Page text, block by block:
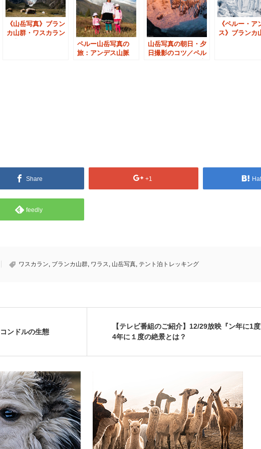
《山岳写真》ブラン
カ山群・ワスカラン
ペルー山岳写真の
旅：アンデス山脈
山岳写真の朝日・夕
日撮影のコツ／ペル
《ペルー・ア
ス》ブランカ
Share +1
feedly
ワスカラン, ブランカ山群, ワラス, 山岳写真, テント泊トレッキング
ンドルの生態
【テレビ番組のご紹介】12/29放映『ン年に1度
4年に１度の絶景とは？